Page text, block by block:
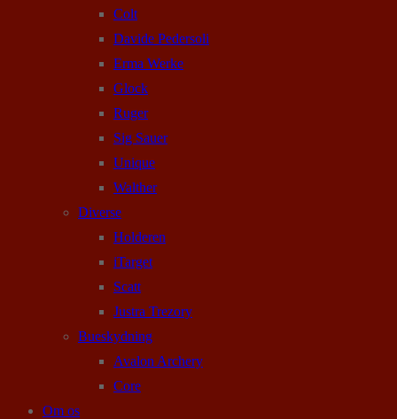
Colt
Davide Pedersoli
Erma Werke
Glock
Ruger
Sig Sauer
Unique
Walther
Diverse
Holderen
iTarget
Scatt
Justra Trezory
Bueskydning
Avalon Archery
Core
Om os